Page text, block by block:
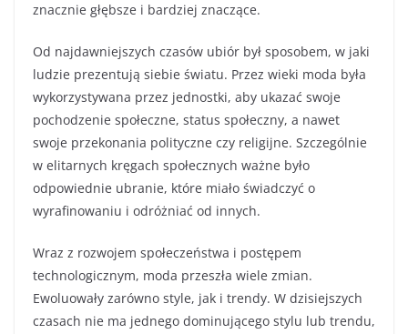
znacznie głębsze i bardziej znaczące.
Od najdawniejszych czasów ubiór był sposobem, w jaki
ludzie prezentują siebie światu. Przez wieki moda była
wykorzystywana przez jednostki, aby ukazać swoje
pochodzenie społeczne, status społeczny, a nawet
swoje przekonania polityczne czy religijne. Szczególnie
w elitarnych kręgach społecznych ważne było
odpowiednie ubranie, które miało świadczyć o
wyrafinowaniu i odróżniać od innych.
Wraz z rozwojem społeczeństwa i postępem
technologicznym, moda przeszła wiele zmian.
Ewoluowały zarówno style, jak i trendy. W dzisiejszych
czasach nie ma jednego dominującego stylu lub trendu,